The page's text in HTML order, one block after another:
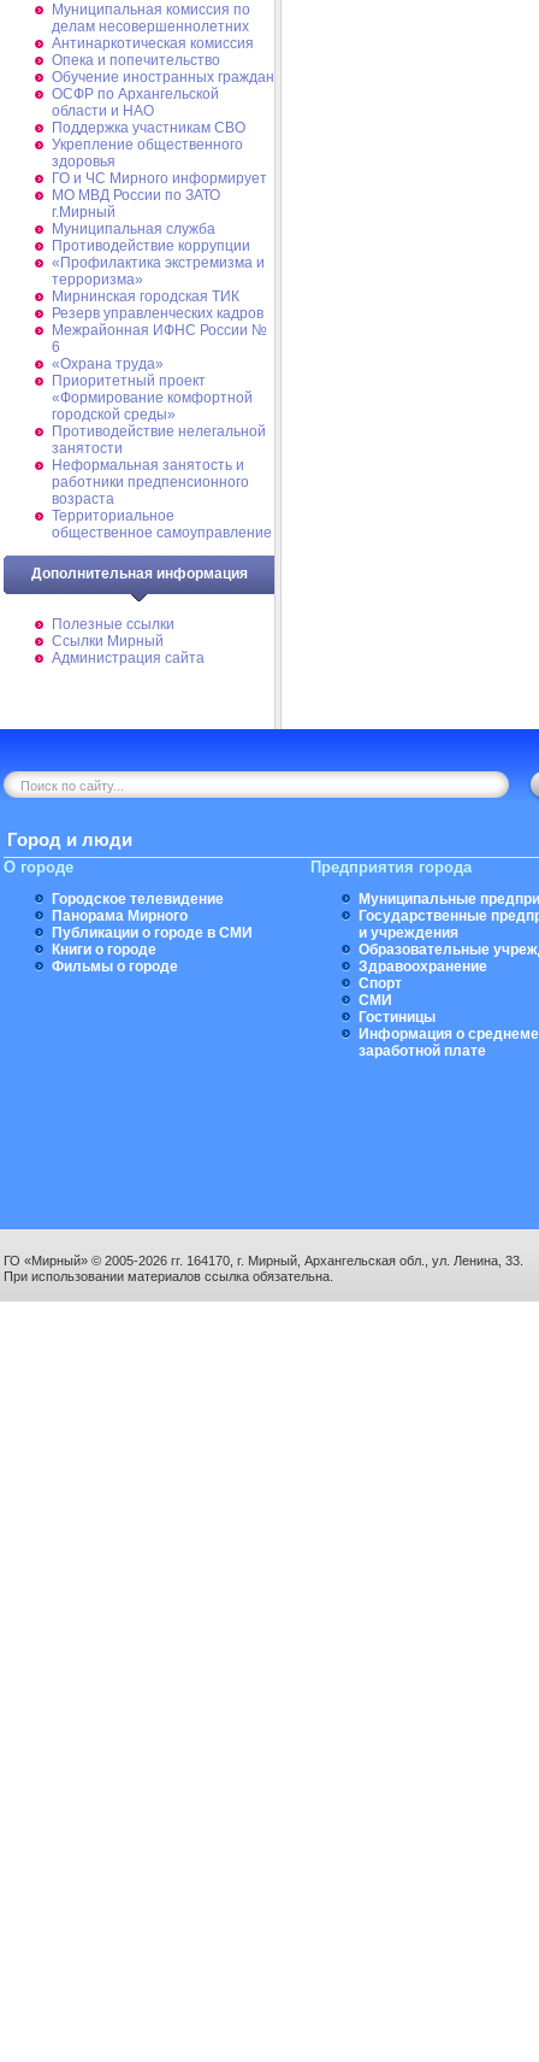
Муниципальная комиссия по
делам несовершеннолетних
Антинаркотическая комиссия
Опека и попечительство
Обучение иностранных граждан
ОСФР по Архангельской
области и НАО
Поддержка участникам СВО
Укрепление общественного
здоровья
ГО и ЧС Мирного информирует
МО МВД России по ЗАТО
г.Мирный
Муниципальная cлужба
Противодействие коррупции
«Профилактика экстремизма и
терроризма»
Мирнинская городская ТИК
Резерв управленческих кадров
Межрайонная ИФНС России №
6
«Охрана труда»
Приоритетный проект
«Формирование комфортной
городской среды»
Противодействие нелегальной
занятости
Неформальная занятость и
работники предпенсионного
возраста
Территориальное
общественное самоуправление
Дополнительная информация
Полезные ссылки
Ссылки Мирный
Администрация сайта
Город и люди
О городе
Городское телевидение
Панорама Мирного
Публикации о городе в СМИ
Книги о городе
Фильмы о городе
Предприятия города
Муниципальные
Государственные
и учреждения
Образовательные
Здравоохранение
Спорт
СМИ
Гостиницы
Информация о
заработной плате
ГО «Мирный» © 2005-2026 гг. 164170, г. Мирный, Архангельская обл., ул. Ленина, 33.
При использовании материалов ссылка обязательна.